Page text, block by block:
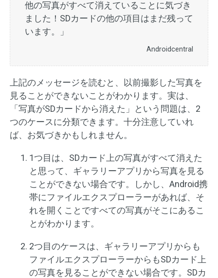
他の写真がすべて消えていることに気づき
ました！SDカードの他の項目はまだ残って
います。」
Androidcentral
上記のメッセージを読むと、以前撮影した写真を
見ることができないことがわかります。実は、
「写真がSDカードから消えた」という問題は、2
つのケースに分類できます。十分注意していれ
ば、お気づきかもしれません。
1つ目は、SDカード上の写真がすべて消えた
と思って、ギャラリーアプリから写真を見る
ことができない場合です。しかし、Android携
帯にファイルエクスプローラーがあれば、そ
れを開くことですべての写真がそこにあるこ
とがわかります。
2つ目のケースは、ギャラリーアプリからも
ファイルエクスプローラーからもSDカード上
の写真を見ることができない場合です。SDカ